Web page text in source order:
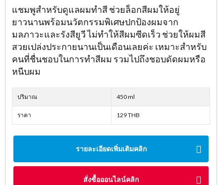
แชมพูสำหรับดูแลผมทำสี ช่วยล็อกสีผมให้อยู่
ยาวนานพร้อมนวัตกรรมพิเศษปกป้องผมจาก
มลภาวะและรังสียูวี ไม่ทำให้สีผมซีดเร็ว ช่วยให้ผมสี
สวยเปล่งประกายนานเป็นเดือนเลยค่ะ เหมาะสำหรับ
คนที่ชื่นชอบในการทำสีผม รวมไปถึงชอบดัดผมหรือ
หนีบผม
ปริมาณ 450 ml
ราคา 129 THB
รายละเอียดเพิ่มเติมคลิก
สั่งซื้อออนไลน์คลิก